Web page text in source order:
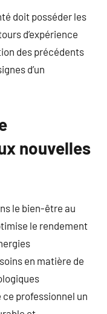
doit posséder les
d’expérience
des précédents
d’un
nouvelles
le bien-être au
le rendement
en matière de
professionnel un